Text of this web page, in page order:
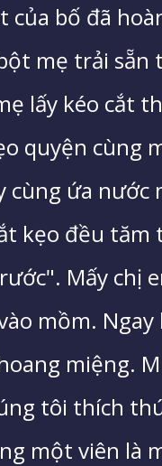
của bố đã
mẹ trải
lấy kéo cắt
quyện cùng
cùng ứa
kẹo đều
Mấy chị
mồm.
miệng.
tôi thích
một viên là